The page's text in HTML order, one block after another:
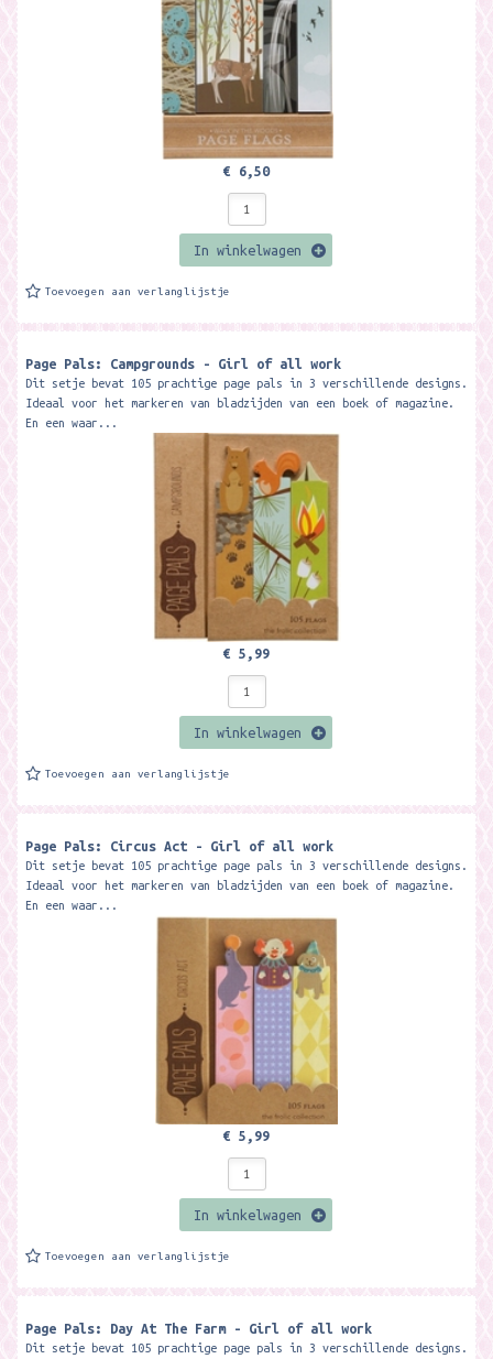
€ 6,50
In winkelwagen
Toevoegen aan verlanglijstje
Page Pals: Campgrounds - Girl of all work
Dit setje bevat 105 prachtige page pals in 3 verschillende designs.
Ideaal voor het markeren van bladzijden van een boek of magazine.
En een waar...
€ 5,99
In winkelwagen
Toevoegen aan verlanglijstje
Page Pals: Circus Act - Girl of all work
Dit setje bevat 105 prachtige page pals in 3 verschillende designs.
Ideaal voor het markeren van bladzijden van een boek of magazine.
En een waar...
€ 5,99
In winkelwagen
Toevoegen aan verlanglijstje
Page Pals: Day At The Farm - Girl of all work
Dit setje bevat 105 prachtige page pals in 3 verschillende designs.